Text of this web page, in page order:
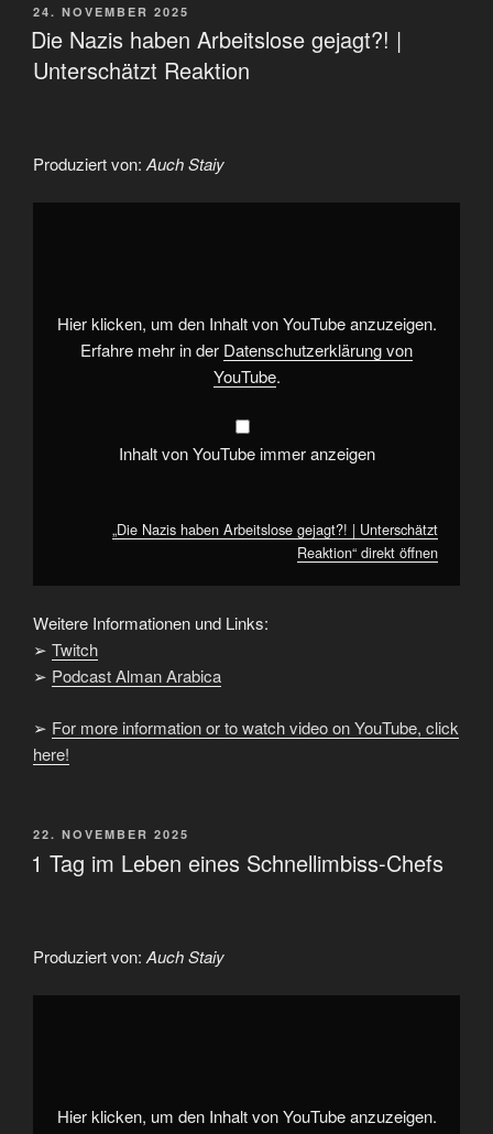
VERÖFFENTLICHT
AM
24. NOVEMBER 2025
Die Nazis haben Arbeitslose gejagt?! |
Unterschätzt Reaktion
Produziert von:Auch Staiy
„Die
Reaktion“
von
YouTube
anzeigen
Hier klicken, um den Inhalt von YouTube anzuzeigen.
Erfahre mehr in der Datenschutzerklärung von
YouTube.
Inhalt von YouTube immer anzeigen
„Die Nazis haben Arbeitslose gejagt?! | Unterschätzt
Reaktion“ direkt öffnen
Weitere Informationen und Links:
➢ Twitch
➢ Podcast Alman Arabica
➢ For more information or to watch video on YouTube, click
here!
VERÖFFENTLICHT
AM
22. NOVEMBER 2025
1 Tag im Leben eines Schnellimbiss-Chefs
Produziert von: Auch Staiy
„1
von
YouTube
Hier klicken, um den Inhalt von YouTube anzuzeigen.